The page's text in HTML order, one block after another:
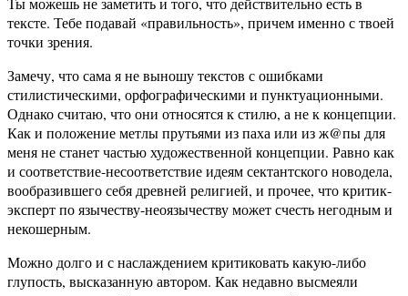
тексте. Тебе подавай «правильность», причем именно с твоей
точки зрения.
Замечу, что сама я не выношу текстов с ошибками
стилистическими, орфографическими и пунктуационными.
Однако считаю, что они относятся к стилю, а не к концепции.
Как и положение метлы прутьями из паха или из ж@пы для
меня не станет частью художественной концепции. Равно как
и соответствие-несоответствие идеям сектантского новодела,
вообразившего себя древней религией, и прочее, что критик-
эксперт по язычеству-неоязычеству может счесть негодным и
некошерным.
Можно долго и с наслаждением критиковать какую-либо
глупость, высказанную автором. Как недавно высмеяли